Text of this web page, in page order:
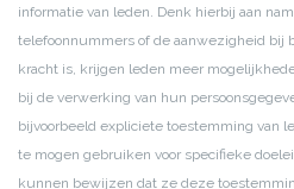
informatie van leden. Denk hierbij aan
telefoonnummers of de aanwezigheid bij
kracht is, krijgen leden meer
bij de verwerking van hun
bijvoorbeeld expliciete toestemming van
te mogen gebruiken voor specifieke
kunnen bewijzen dat ze deze